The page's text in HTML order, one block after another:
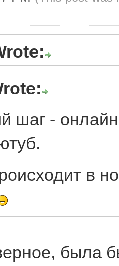
шаг -
в
была